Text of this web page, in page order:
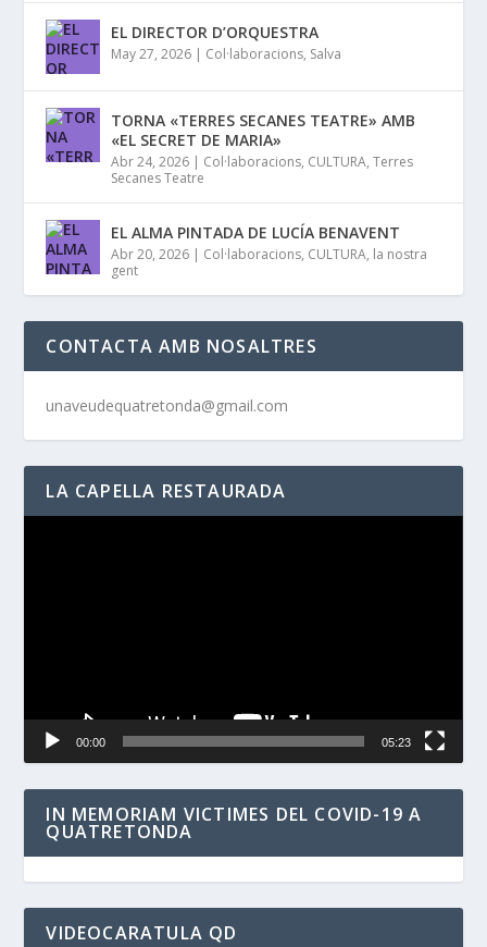
EL DIRECTOR D’ORQUESTRA
May 27, 2026 | Col·laboracions, Salva
TORNA «TERRES SECANES TEATRE» AMB
«EL SECRET DE MARIA»
Abr 24, 2026 | Col·laboracions, CULTURA,Terres
Secanes Teatre
EL ALMA PINTADA DE LUCÍA BENAVENT
Abr 20, 2026 | Col·laboracions, CULTURA, la nostra
gent
CONTACTA AMB NOSALTRES
unaveudequatretonda@gmail.com
LA CAPELLA RESTAURADA
00:00 05:23
IN MEMORIAM VICTIMES DEL COVID-19 A
QUATRETONDA
VIDEOCARATULA QD